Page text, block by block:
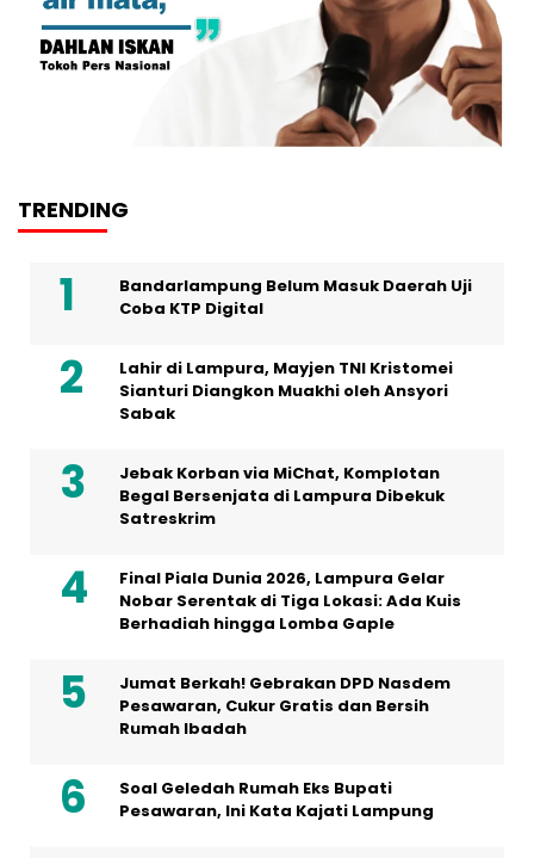
TRENDING
Bandarlampung Belum Masuk Daerah Uji
Coba KTP Digital
Lahir di Lampura, Mayjen TNI Kristomei
Sianturi Diangkon Muakhi oleh Ansyori
Sabak
Jebak Korban via MiChat, Komplotan
Begal Bersenjata di Lampura Dibekuk
Satreskrim
Final Piala Dunia 2026, Lampura Gelar
Nobar Serentak di Tiga Lokasi: Ada Kuis
Berhadiah hingga Lomba Gaple
Jumat Berkah! Gebrakan DPD Nasdem
Pesawaran, Cukur Gratis dan Bersih
Rumah Ibadah
Soal Geledah Rumah Eks Bupati
Pesawaran, Ini Kata Kajati Lampung